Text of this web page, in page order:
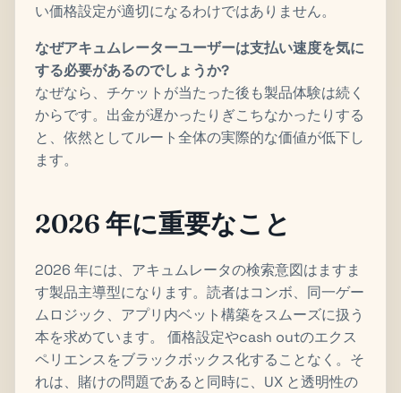
い価格設定が適切になるわけではありません。
なぜアキュムレーターユーザーは支払い速度を気に
する必要があるのでしょうか?
なぜなら、チケットが当たった後も製品体験は続く
からです。出金が遅かったりぎこちなかったりする
と、依然としてルート全体の実際的な価値が低下し
ます。
2026 年に重要なこと
2026 年には、アキュムレータの検索意図はますま
す製品主導型になります。読者はコンボ、同一ゲー
ムロジック、アプリ内ベット構築をスムーズに扱う
本を求めています。 価格設定やcash outのエクス
ペリエンスをブラックボックス化することなく。そ
れは、賭けの問題であると同時に、UX と透明性の